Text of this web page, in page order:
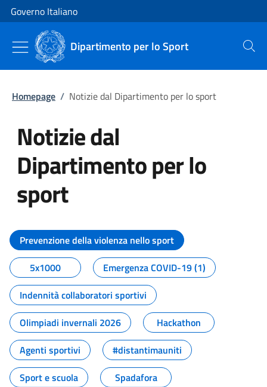
Vai al contenuto
Vai alla navigazione del sito
Governo Italiano
Dipartimento per lo Sport Cerca
Homepage / Notizie dal Dipartimento per lo sport
Notizie dal
Dipartimento per lo
sport
Tutti i contenuti della pagina
Prevenzione della violenza nello sport
5x1000
Emergenza COVID-19 (1)
Indennità collaboratori sportivi
Olimpiadi invernali 2026
Hackathon
Agenti sportivi
#distantimauniti
Sport e scuola
Spadafora